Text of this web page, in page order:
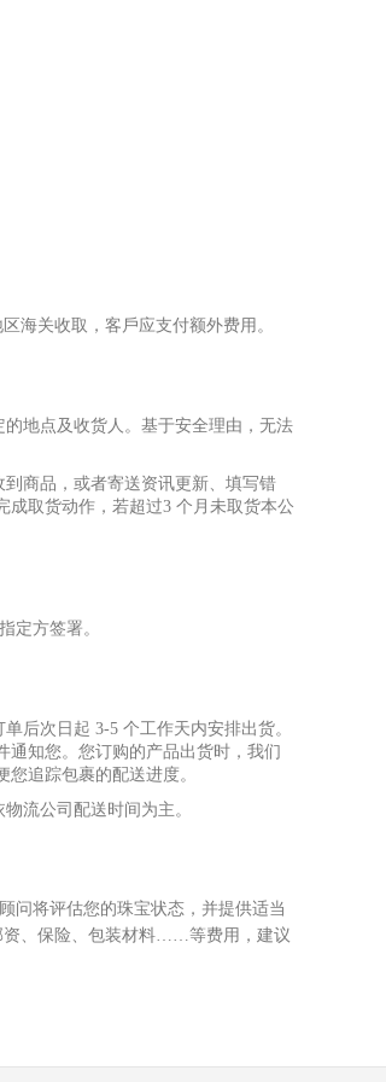
海关收取，客 ⼾应⽀付额外费⽤ 。
的地点及收货⼈ 。基于安全理由，无法
商品，或者寄送资讯更新、填写错
取货动作，若超过3 个⽉ 未取货本公
定⽅签署。
单后次 ⽇ 起 3-5 个⼯作天内安排出货。
通知您。您订购的产品出货时，我们
您追踪包裹的配送进度。
流公司配送时间为主。
问将评估您的珠宝状态，并提供适当
资、保险、包装材料……等费⽤ ，建议